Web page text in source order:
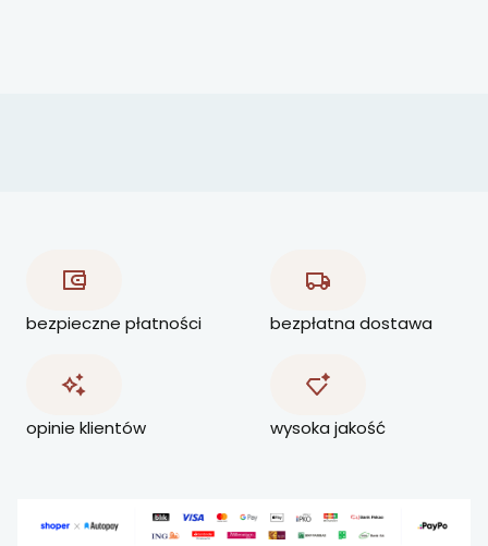
bezpieczne płatności bezpłatna dostawa
opinie klientów wysoka jakość